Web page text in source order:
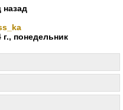
назад
г., понедельник